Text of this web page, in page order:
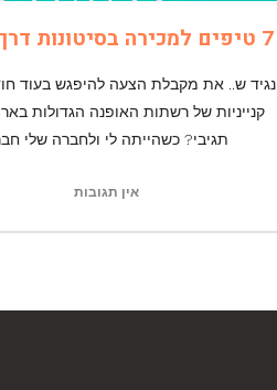
7 טיפים למכירה בסיטונות דרך ETSY
נגיד ש.. את מקבלת הצעה להיפגש בעוד
קנייניות של רשתות האופנה הגדולות
תגיבי? כשהייתה לי ולחברה שלי
אין תגובות